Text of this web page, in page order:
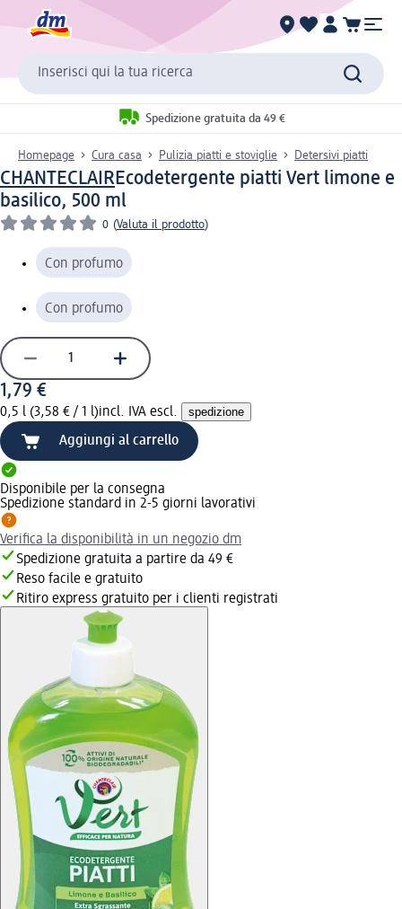
Inserisci qui la tua ricerca
Spedizione gratuita da 49 €
Homepage Cura casa Pulizia piatti e stoviglie Detersivi piatti
CHANTECLAIREcodetergente piatti Vert limone e
basilico, 500 ml
0 (Valuta il prodotto)
Con profumo
Con profumo
1,79 €
0,5 l (3,58 € / 1 l)incl. IVA escl. spedizione
Aggiungi al carrello
Disponibile per la consegna
Spedizione standard in 2-5 giorni lavorativi
Verifica la disponibilità in un negozio dm
Spedizione gratuita a partire da 49 €
Reso facile e gratuito
Ritiro express gratuito per i clienti registrati